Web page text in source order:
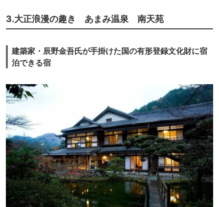
3.大正浪漫の趣き あまみ温泉 南天苑
建築家・辰野金吾氏が手掛けた国の有形登録文化財に宿
泊できる宿